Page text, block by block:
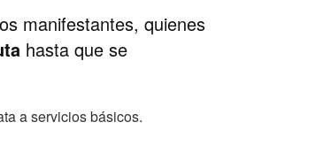
manifestantes, quienes
hasta que se
a servicios básicos.